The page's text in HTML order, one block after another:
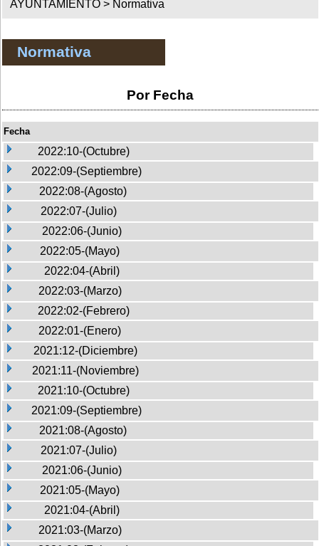
AYUNTAMIENTO > Normativa
Normativa
Por Fecha
Fecha
2022:10-(Octubre)
2022:09-(Septiembre)
2022:08-(Agosto)
2022:07-(Julio)
2022:06-(Junio)
2022:05-(Mayo)
2022:04-(Abril)
2022:03-(Marzo)
2022:02-(Febrero)
2022:01-(Enero)
2021:12-(Diciembre)
2021:11-(Noviembre)
2021:10-(Octubre)
2021:09-(Septiembre)
2021:08-(Agosto)
2021:07-(Julio)
2021:06-(Junio)
2021:05-(Mayo)
2021:04-(Abril)
2021:03-(Marzo)